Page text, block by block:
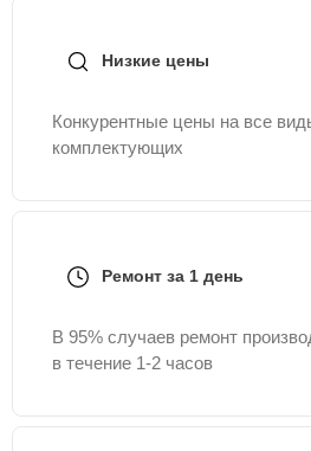
Низкие цены
Конкурентные цены на все
комплектующих
Ремонт за 1 день
В 95% случаев ремонт
в течение 1-2 часов